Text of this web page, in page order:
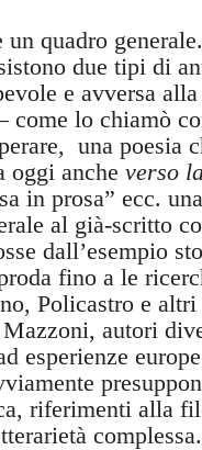
un quadro
due tipi di
e avversa
come lo chiamò
una poesia
oggi anche verso
in prosa” ecc.
al già-scritto
dall’esempio
fino a le
Policastro e
autori
esperienze
riferimenti alla
complessa.